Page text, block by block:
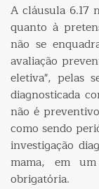
A cláusula 6.17
quanto à
não se
avaliação
eletiva", pelas
diagnosticada
não é
como sendo
investigação
mama, em
obrigatória.